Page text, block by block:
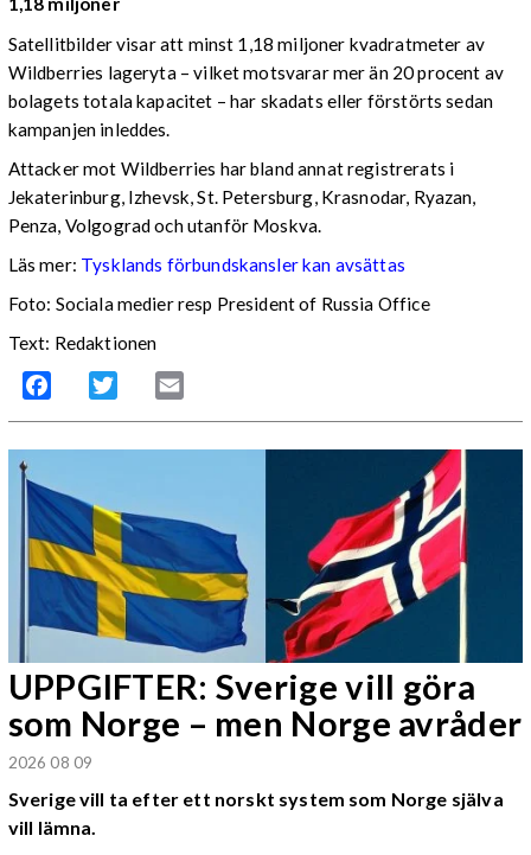
Satellitbilder visar att minst 1,18 miljoner kvadratmeter av
Wildberries lageryta – vilket motsvarar mer än 20 procent av
bolagets totala kapacitet – har skadats eller förstörts sedan
kampanjen inleddes.
Attacker mot Wildberries har bland annat registrerats i
Jekaterinburg, Izhevsk, St. Petersburg, Krasnodar, Ryazan,
Penza, Volgograd och utanför Moskva.
Läs mer: Tysklands förbundskansler kan avsättas
Foto: Sociala medier resp President of Russia Office
Text: Redaktionen
Facebook Twitter
UPPGIFTER: Sverige vill göra
som Norge – men Norge avråder
2026 08 09
Sverige vill ta efter ett norskt system som Norge själva
vill lämna.